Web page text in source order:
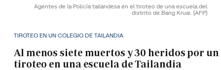
Agentes de la Policía tailandesa en el tiroteo de una escuela del
distrito de Bang Kruai. (AFP)
TIROTEO EN UN COLEGIO DE TAILANDIA
Al menos siete muertos y 30 heridos por un
tiroteo en una escuela de Tailandia